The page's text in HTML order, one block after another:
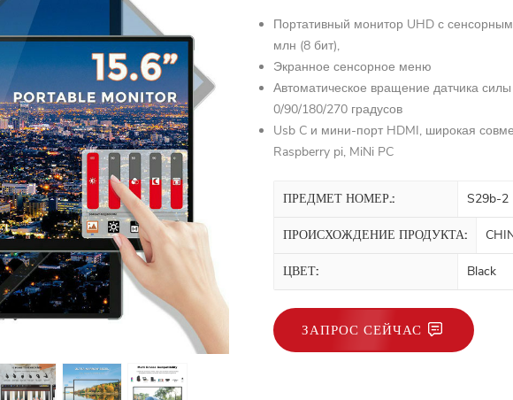
Портативный монитор UHD с
млн ​​(8 бит),
Экранное сенсорное меню
Автоматическое вращение датчика
0/90/180/270 градусов
Usb C и мини-порт HDMI, широкая
Raspberry pi, MiNi PC
ПРЕДМЕТ НОМЕР.: S29b-2
ПРОИСХОЖДЕНИЕ ПРОДУКТА:
ЦВЕТ: Black
ЗАПРОС СЕЙЧАС